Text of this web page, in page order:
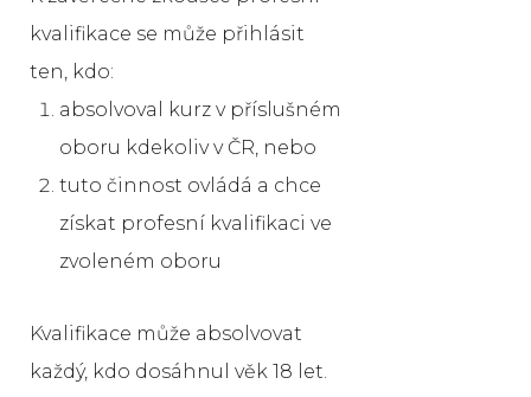
kvalifikace se může přihlásit
ten, kdo:
absolvoval kurz v příslušném
oboru kdekoliv v ČR, nebo
tuto činnost ovládá a chce
získat profesní kvalifikaci ve
zvoleném oboru
Kvalifikace může absolvovat
každý, kdo dosáhnul věk 18 let.